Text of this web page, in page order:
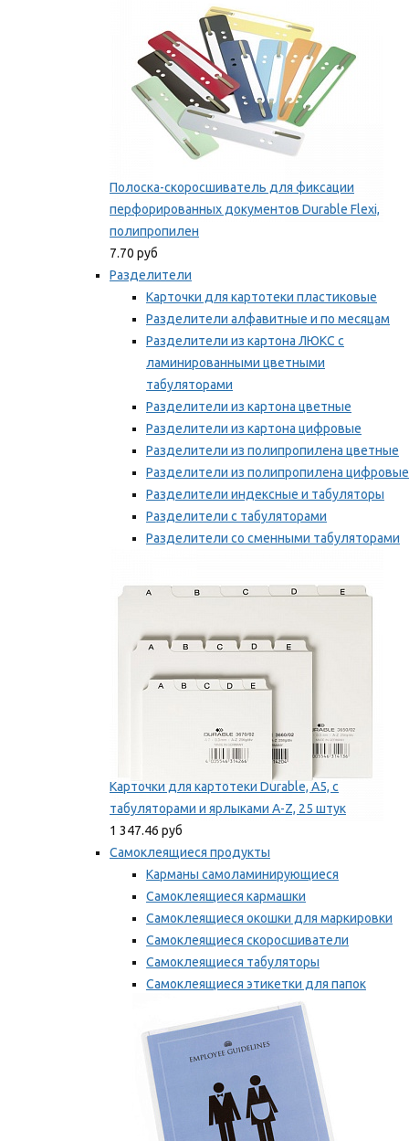
Полоска-скоросшиватель для фиксации
перфорированных документов Durable Flexi,
полипропилен
7.70 руб
Разделители
Карточки для картотеки пластиковые
Разделители алфавитные и по месяцам
Разделители из картона ЛЮКС с
ламинированными цветными
табуляторами
Разделители из картона цветные
Разделители из картона цифровые
Разделители из полипропилена цветные
Разделители из полипропилена цифровые
Разделители индексные и табуляторы
Разделители с табуляторами
Разделители со сменными табуляторами
Карточки для картотеки Durable, A5, с
табуляторами и ярлыками A-Z, 25 штук
1 347.46 руб
Самоклеящиеся продукты
Карманы самоламинирующиеся
Самоклеящиеся кармашки
Самоклеящиеся окошки для маркировки
Самоклеящиеся скоросшиватели
Самоклеящиеся табуляторы
Самоклеящиеся этикетки для папок
Таблички для маркировки
Мы рекомендуем